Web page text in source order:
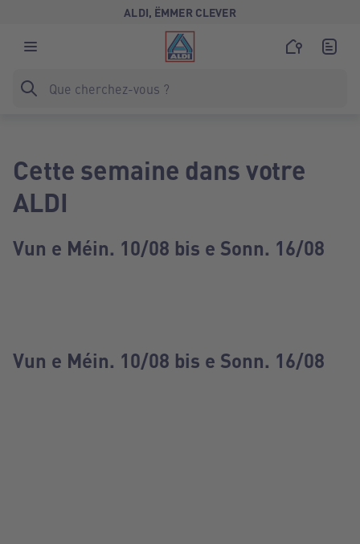
ALDI, ËMMER CLEVER
Cette semaine dans votre
ALDI
Vun e Méin. 10/08 bis e Sonn. 16/08
Vun e Méin. 10/08 bis e Sonn. 16/08